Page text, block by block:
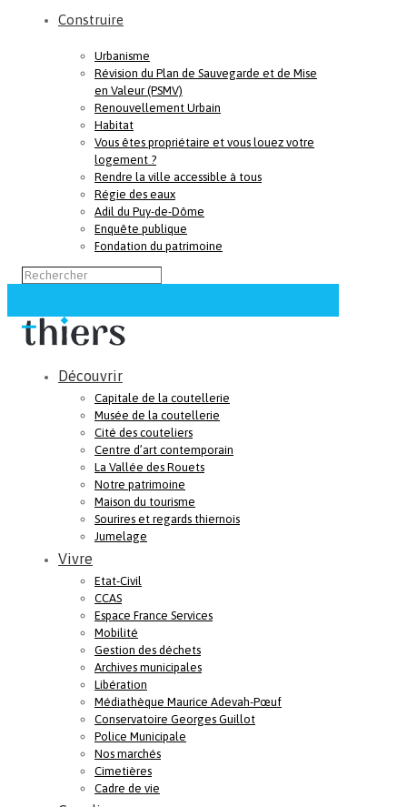
Construire
Urbanisme
Révision du Plan de Sauvegarde et de Mise
en Valeur (PSMV)
Renouvellement Urbain
Habitat
Vous êtes propriétaire et vous louez votre
logement ?
Rendre la ville accessible à tous
Régie des eaux
Adil du Puy-de-Dôme
Enquête publique
Fondation du patrimoine
Découvrir
Capitale de la coutellerie
Musée de la coutellerie
Cité des couteliers
Centre d’art contemporain
La Vallée des Rouets
Notre patrimoine
Maison du tourisme
Sourires et regards thiernois
Jumelage
Vivre
Etat-Civil
CCAS
Espace France Services
Mobilité
Gestion des déchets
Archives municipales
Libération
Médiathèque Maurice Adevah-Pœuf
Conservatoire Georges Guillot
Police Municipale
Nos marchés
Cimetières
Cadre de vie